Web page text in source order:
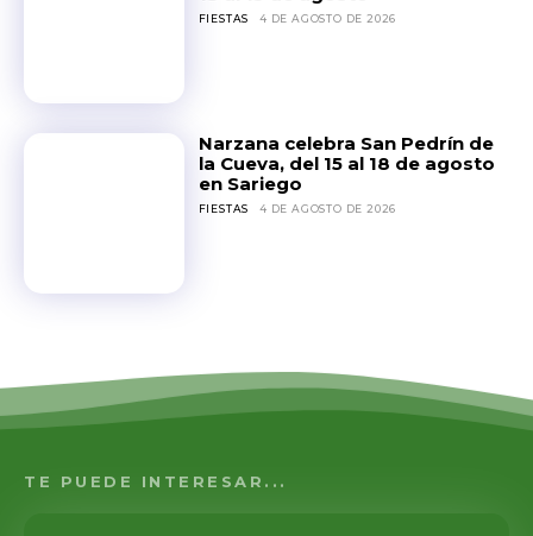
FIESTAS 4 DE AGOSTO DE 2026
Narzana celebra San Pedrín de
la Cueva, del 15 al 18 de agosto
en Sariego
FIESTAS 4 DE AGOSTO DE 2026
TE PUEDE INTERESAR...